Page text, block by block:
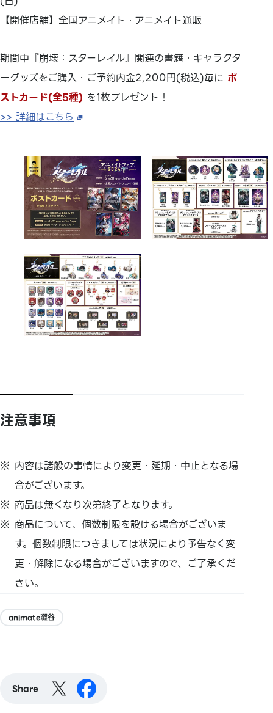
【開催店舗】全国アニメイト・アニメイト通販
期間中『崩壊：スターレイル』関連の書籍・キャラクタ
ーグッズをご購入・ご予約内金2,200円(税込)毎に ポ
ストカード(全5種) を1枚プレゼント！
>> 詳細はこちら
注意事項
内容は諸般の事情により変更・延期・中止となる場
合がございます。
商品は無くなり次第終了となります。
商品について、個数制限を設ける場合がございま
す。個数制限につきましては状況により予告なく変
更・解除になる場合がございますので、ご了承くだ
さい。
animate澀谷
Share